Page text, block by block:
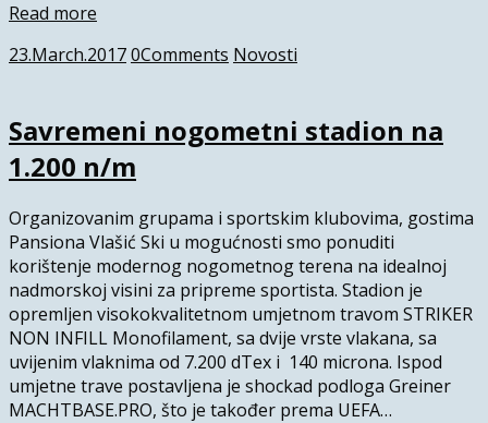
Read more
23.March.20170Comments Novosti
Savremeni nogometni stadion na
1.200 n/m
Organizovanim grupama i sportskim klubovima, gostima
Pansiona Vlašić Ski u mogućnosti smo ponuditi
korištenje modernog nogometnog terena na idealnoj
nadmorskoj visini za pripreme sportista. Stadion je
opremljen visokokvalitetnom umjetnom travom STRIKER
NON INFILL Monofilament, sa dvije vrste vlakana, sa
uvijenim vlaknima od 7.200 dTex i 140 microna. Ispod
umjetne trave postavljena je shockad podloga Greiner
MACHTBASE.PRO, što je također prema UEFA…